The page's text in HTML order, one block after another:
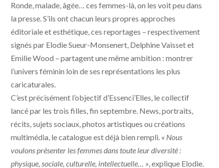
Ronde, malade, âgée… ces femmes-là, on les voit peu dans
la presse. S’ils ont chacun leurs propres approches
éditoriale et esthétique, ces reportages – respectivement
signés par Elodie Sueur-Monsenert, Delphine Vaisset et
Emilie Wood – partagent une même ambition : montrer
l’univers féminin loin de ses représentations les plus
caricaturales.
C’est précisément l’objectif d’Essenci’Elles, le collectif
lancé par les trois filles, fin septembre. News, portraits,
récits, sujets sociaux, photos artistiques ou créations
multimédia, le catalogue est déjà bien rempli. « Nous
voulons présenter les femmes dans toute leur diversité :
physique, sociale, culturelle, intellectuelle… », explique Elodie.